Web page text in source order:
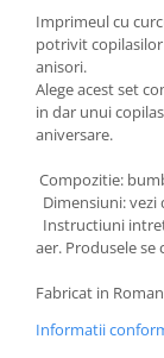
Dubla
Groase
Groase De Iarna
Ieftine
Pat Dublu
Subtire de Vara
Set Pilota si
Pilota si Perne
Pilote si Perne
Imprimeul cu
potrivit
anisori.
Alege acest set
in dar unui
aniversare.
Compozitie:
Dimensiuni:
Instructiuni
aer. Produsele
Fabricat in
Informatii